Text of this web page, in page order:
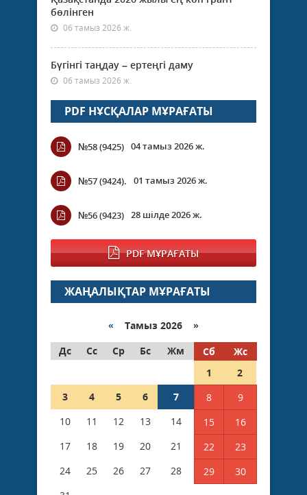
бөлінген
06 тамыз 2026 ж.
Бүгінгі таңдау – ертеңгі даму
06 тамыз 2026 ж.
PDF НҰСҚАЛАР МҰРАҒАТЫ
№58 (9425) 04 тамыз 2026 ж.
№57 (9424). 01 тамыз 2026 ж.
№56 (9423) 28 шілде 2026 ж.
PDF МҰРАҒАТЫ
ЖАҢАЛЫҚТАР МҰРАҒАТЫ
« Тамыз 2026 »
Дс
Сс Ср Бс Жм Сб
Жс
1
2
3
4 5 6 7 8
9
10
11 12 13 14 15
16
17
18 19 20 21 22
23
24
25 26 27 28 29
30